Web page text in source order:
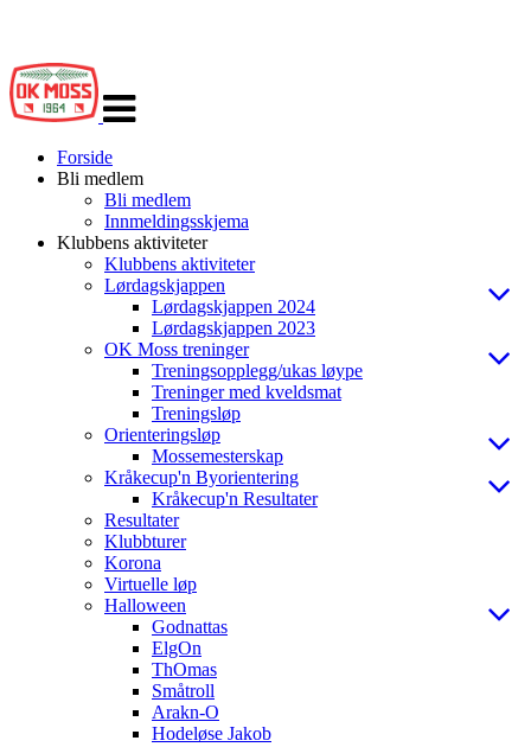
navigasjon
Forside
Bli medlem
Bli medlem
Innmeldingsskjema
Klubbens aktiviteter
Klubbens aktiviteter
Lørdagskjappen
Lørdagskjappen 2024
Lørdagskjappen 2023
OK Moss treninger
Treningsopplegg/ukas løype
Treninger med kveldsmat
Treningsløp
Orienteringsløp
Mossemesterskap
Kråkecup'n Byorientering
Kråkecup'n Resultater
Resultater
Klubbturer
Korona
Virtuelle løp
Halloween
Godnattas
ElgOn
ThOmas
Småtroll
Arakn-O
Hodeløse Jakob